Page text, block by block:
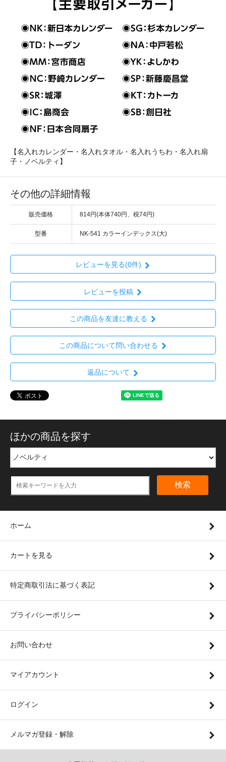
【名入れカレンダー・名入れタオル・名入れうちわ・名入れ扇
子・ノベルティ】
その他の詳細情報
販売価格 814円(本体740円、税74円)
型番 NK-541 カラーインデックス(大)
レビューを見る(0件)
レビューを投稿
この商品を友達に教える
この商品について問い合わせる
返品について
ほかの商品を探す
検索
ホーム
カートを見る
特定商取引法に基づく表記
プライバシーポリシー
お問い合わせ
マイアカウント
ログイン
メルマガ登録・解除